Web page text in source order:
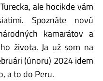
ale hocikde vám
Spoznáte novú
kamarátov a
života. Ja už som na
(únoru) 2024 idem
a to do Peru.